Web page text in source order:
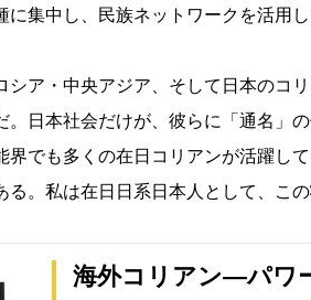
集中し、民族ネットワークを活用
シア・中央アジア、そして日本のコ
。日本社会だけが、彼らに「通名」
界でも多くの在日コリアンが活躍し
。私は在日日系日本人として、こ
海外コリアン―パワ